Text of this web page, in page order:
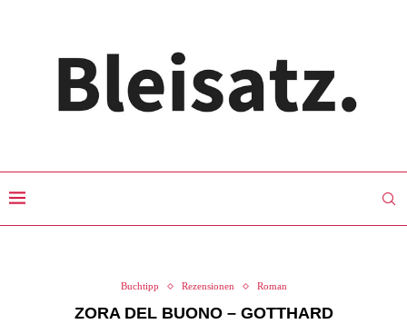
Buchtipp Rezensionen Roman
ZORA DEL BUONO – GOTTHARD